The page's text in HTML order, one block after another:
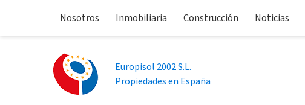
Nosotros Inmobiliaria Construcción Noticias
Europisol 2002 S.L.
Propiedades en España